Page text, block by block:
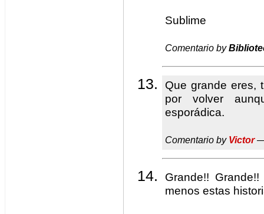
Sublime
Comentario by
Que grande eres,
por volver
esporádica.
Comentario by Victor—
Grande!!
menos estas